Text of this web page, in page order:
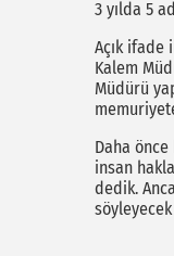
3 yılda 5
Açık ifade
Kalem
Müdürü
Daha önce
insan
dedik.